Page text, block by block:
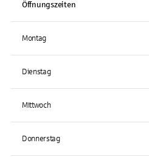
Öffnungszeiten
Montag
Dienstag
Mittwoch
Donnerstag